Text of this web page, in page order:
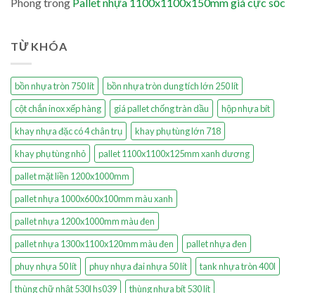
TỪ KHÓA
bồn nhựa tròn 750 lít
bồn nhựa tròn dung tích lớn 250 lít
cột chắn inox xếp hàng
giá pallet chống tràn dầu
hộp nhựa bít
khay nhựa đặc có 4 chân trụ
khay phụ tùng lớn 718
khay phụ tùng nhỏ
pallet 1100x1100x125mm xanh dương
pallet mặt liền 1200x1000mm
pallet nhựa 1000x600x100mm màu xanh
pallet nhựa 1200x1000mm màu đen
pallet nhựa 1300x1100x120mm màu đen
pallet nhựa đen
phuy nhựa 50 lít
phuy nhựa đai nhựa 50 lít
tank nhựa tròn 400l
thùng chữ nhật 530l hs039
thùng nhựa bít 530 lít